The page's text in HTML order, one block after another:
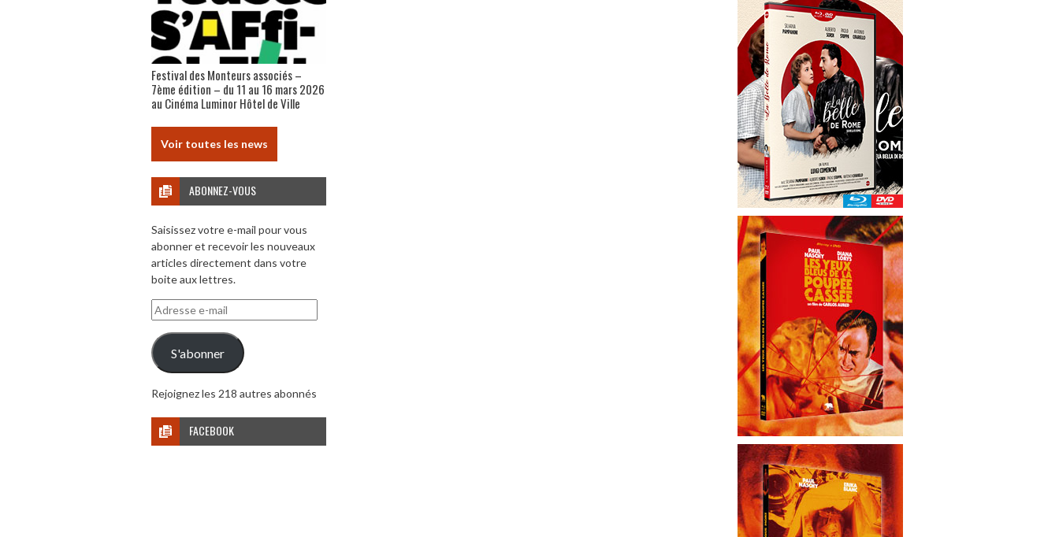
Festival des Monteurs associés –
7ème édition – du 11 au 16 mars 2026
au Cinéma Luminor Hôtel de Ville
Voir toutes les news
ABONNEZ-VOUS
Saisissez votre e-mail pour vous
abonner et recevoir les nouveaux
articles directement dans votre
boite aux lettres.
Adresse
e-
mail
S'abonner
Rejoignez les 218 autres abonnés
FACEBOOK